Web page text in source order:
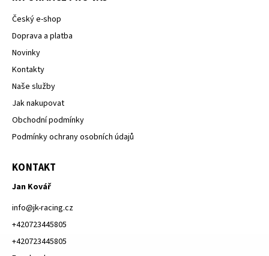
Český e-shop
Doprava a platba
Novinky
Kontakty
Naše služby
Jak nakupovat
Obchodní podmínky
Podmínky ochrany osobních údajů
KONTAKT
Jan Kovář
info@jk-racing.cz
+420723445805
+420723445805